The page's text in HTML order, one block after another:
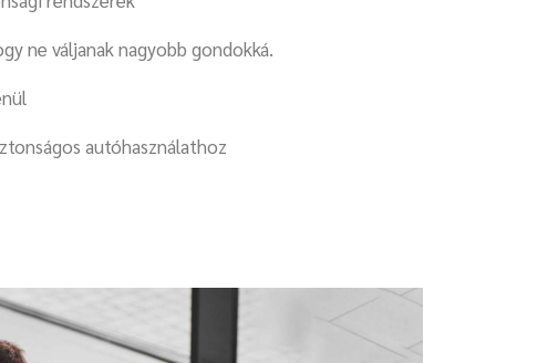
ne váljanak nagyobb gondokká.
autóhasználathoz